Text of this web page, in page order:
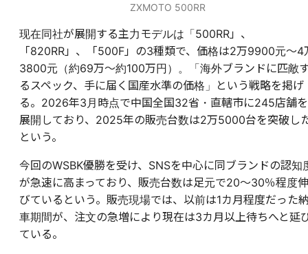
ZXMOTO 500RR
现在同社が展開する主力モデルは「500RR」、
「820RR」、「500F」の3種類で、価格は2万9900元〜4
3800元（約69万〜約100万円）。「海外ブランドに匹敵
るスペック、手に届く国産水準の価格」という戦略を掲げ
る。2026年3月時点で中国全国32省・直轄市に245店舗を
展開しており、2025年の販売台数は2万5000台を突破し
という。
今回のWSBK優勝を受け、SNSを中心に同ブランドの認知
が急速に高まっており、販売台数は足元で20〜30％程度伸
びているという。販売現場では、以前は1カ月程度だった
車期間が、注文の急増により現在は3カ月以上待ちへと延
ている。